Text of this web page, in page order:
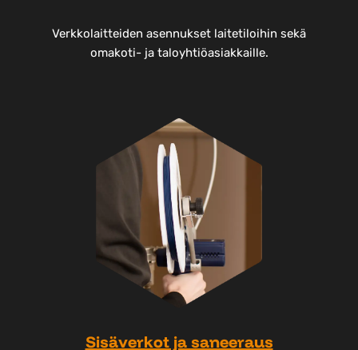
Verkkolaitteiden asennukset laitetiloihin sekä
omakoti- ja taloyhtiöasiakkaille.
Sisäverkot ja saneeraus